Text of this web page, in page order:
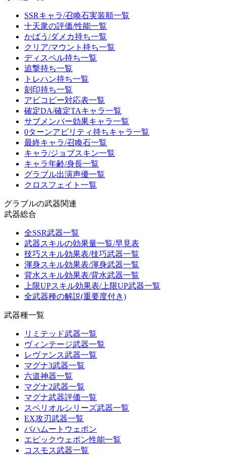
SSRキャラ/召喚石実装順一覧
十天衆の評価/性能一覧
かばう/ダメカ持ち一覧
クリア/マウント持ち一覧
ディスペル持ち一覧
追撃持ち一覧
トレハン持ち一覧
刻印持ち一覧
アビコピー対応表一覧
確定DA/確定TAキャラ一覧
サブメンバー効果キャラ一覧
0ターンアビリティ持ちキャラ一覧
最終キャラ/召喚石一覧
キャラ/ジョブスキン一覧
キャラ年齢/身長一覧
グラブル出演声優一覧
クロスフェイト一覧
グラブルの武器関連
武器総合
全SSR武器一覧
武器スキルの効果量一覧/早見表
技巧スキル効果表/技巧武器一覧
渾身スキル効果表/渾身武器一覧
背水スキル効果表/背水武器一覧
上限UPスキル効果表/上限UP武器一覧
全武器種の解説(重要度付き)
武器種一覧
リミテッド武器一覧
ヴィンテージ武器一覧
レヴァンス武器一覧
マグナ3武器一覧
六道神器一覧
マグナ2武器一覧
マグナ武器評価一覧
スペリオルシリーズ武器一覧
EX攻刃武器一覧
バハムートウェポン
エピックウェポン性能一覧
コスモス武器一覧